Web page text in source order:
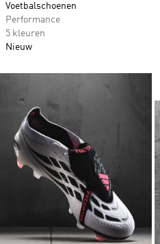
Voetbalschoenen
Performance
5 kleuren
Nieuw